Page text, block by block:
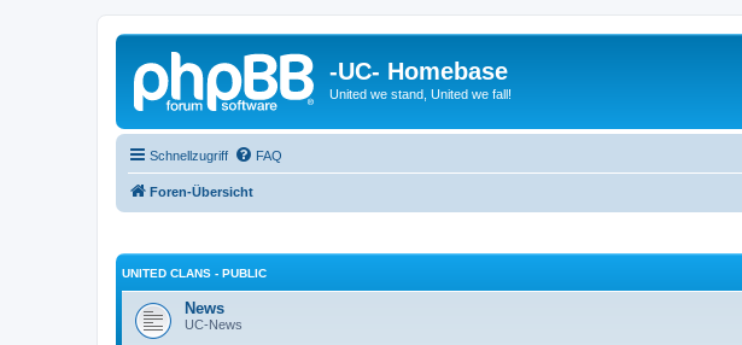
-UC- Homebase
United we stand, United we fall!
Schnellzugriff FAQ
Foren-Übersicht
UNITED CLANS - PUBLIC
News
UC-News